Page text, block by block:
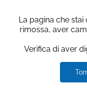
La pagina che
rimossa, aver
Verifica di aver